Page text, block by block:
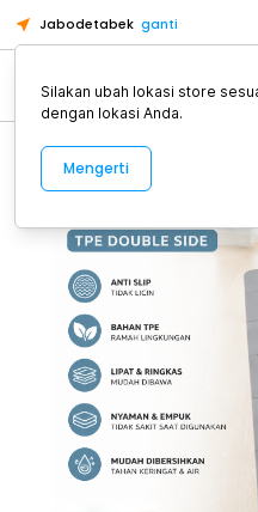
Jabodetabek ganti
Alat Kopi
Silakan ubah lokasi store
dengan lokasi Anda.
Mengerti